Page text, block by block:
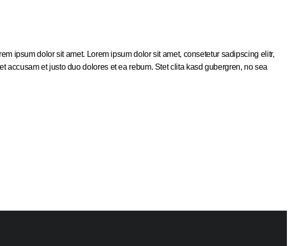
ipsum dolor sit amet. Lorem ipsum dolor sit amet, consetetur sadipscing elitr,
et justo duo dolores et ea rebum. Stet clita kasd gubergren, no sea